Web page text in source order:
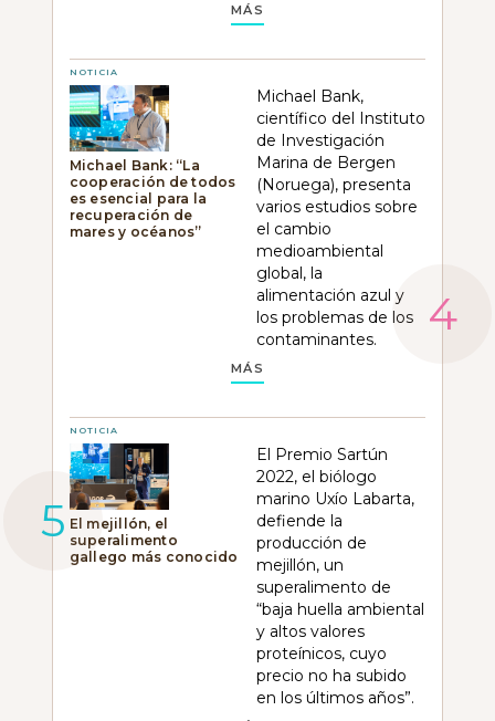
MÁS
NOTICIA
Michael Bank: “La
cooperación de todos
es esencial para la
recuperación de
mares y océanos”
Michael Bank,
científico del Instituto
de Investigación
Marina de Bergen
(Noruega), presenta
varios estudios sobre
el cambio
medioambiental
global, la
alimentación azul y
los problemas de los
contaminantes.
MÁS
NOTICIA
El mejillón, el
superalimento
gallego más conocido
El Premio Sartún
2022, el biólogo
marino Uxío Labarta,
defiende la
producción de
mejillón, un
superalimento de
“baja huella ambiental
y altos valores
proteínicos, cuyo
precio no ha subido
en los últimos años”.